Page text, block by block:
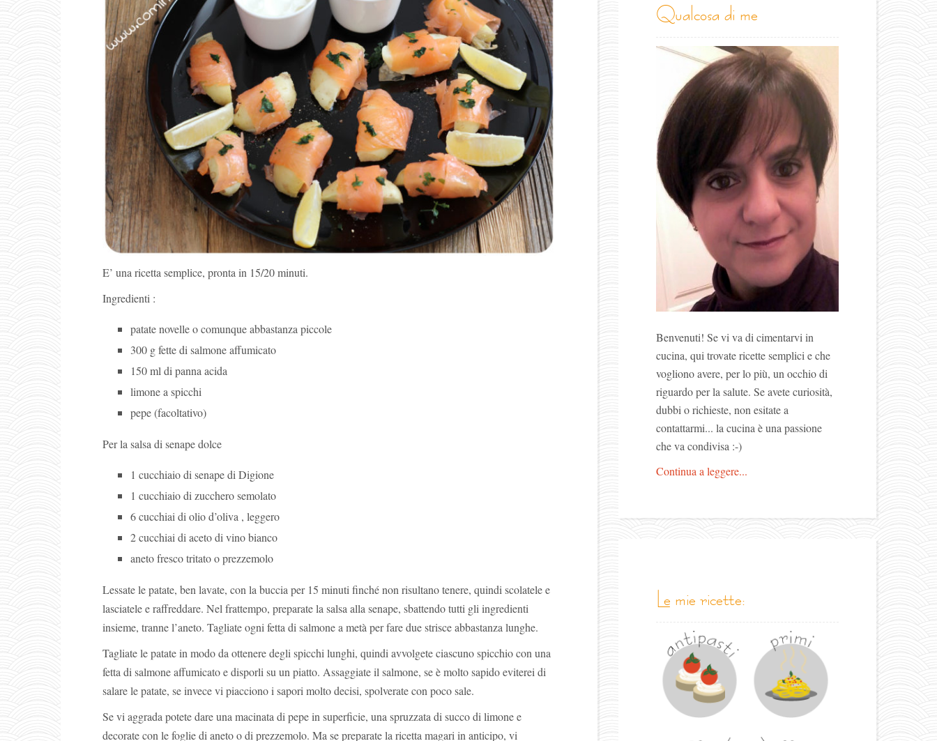
E’ una ricetta semplice, pronta in 15/20 minuti.
Ingredienti :
patate novelle o comunque abbastanza piccole
300 g fette di salmone affumicato
150 ml di panna acida
limone a spicchi
pepe (facoltativo)
Per la salsa di senape dolce
1 cucchiaio di senape di Digione
1 cucchiaio di zucchero semolato
6 cucchiai di olio d’oliva , leggero
2 cucchiai di aceto di vino bianco
aneto fresco tritato o prezzemolo
Lessate le patate, ben lavate, con la buccia per 15 minuti finché non risultano tenere, quindi scolatele e
lasciatele e raffreddare. Nel frattempo, preparate la salsa alla senape, sbattendo tutti gli ingredienti
insieme, tranne l’aneto. Tagliate ogni fetta di salmone a metà per fare due strisce abbastanza lunghe.
Tagliate le patate in modo da ottenere degli spicchi lunghi, quindi avvolgete ciascuno spicchio con una
fetta di salmone affumicato e disporli su un piatto. Assaggiate il salmone, se è molto sapido eviterei di
salare le patate, se invece vi piacciono i sapori molto decisi, spolverate con poco sale.
Se vi aggrada potete dare una macinata di pepe in superficie, una spruzzata di succo di limone e
decorate con le foglie di aneto o di prezzemolo. Ma se preparate la ricetta magari in anticipo, vi
qualcosa di me
Benvenuti! Se vi va di cimentarvi in
cucina, qui trovate ricette semplici e che
vogliono avere, per lo più, un occhio di
riguardo per la salute. Se avete curiosità,
dubbi o richieste, non esitate a
contattarmi... la cucina è una passione
che va condivisa :-)
Continua a leggere...
le mie ricette: